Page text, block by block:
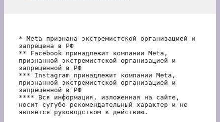
* Meta признана экстремистской организацией и
запрещена в РФ
** Facebook принадлежит компании Meta,
признанной экстремистской организацией и
запрещенной в РФ
*** Instagram принадлежит компании Meta,
признанной экстремистской организацией и
запрещенной в РФ
**** Вся информация, изложенная на сайте,
носит сугубо рекомендательный характер и не
является руководством к действию.